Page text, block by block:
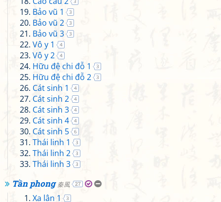
Bảo vũ 1 3
Bảo vũ 2 3
Bảo vũ 3 3
Vô y 1 4
Vô y 2 4
Hữu đệ chi đỗ 1 3
Hữu đệ chi đỗ 2 3
Cát sinh 1 4
Cát sinh 2 4
Cát sinh 3 4
Cát sinh 4 4
Cát sinh 5 6
Thái linh 1 3
Thái linh 2 3
Thái linh 3 3
Tần phong秦風 27
Xa lân 1 3